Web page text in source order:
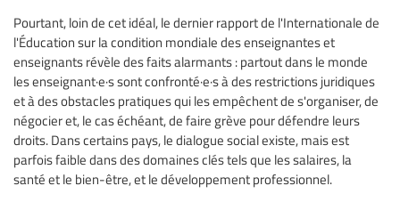
Pourtant, loin de cet idéal, le dernier rapport de l'Internationale de
l'Éducation sur la condition mondiale des enseignantes et
enseignants révèle des faits alarmants : partout dans le monde
les enseignant·e·s sont confronté·e·s à des restrictions juridiques
et à des obstacles pratiques qui les empêchent de s'organiser, de
négocier et, le cas échéant, de faire grève pour défendre leurs
droits. Dans certains pays, le dialogue social existe, mais est
parfois faible dans des domaines clés tels que les salaires, la
santé et le bien-être, et le développement professionnel.